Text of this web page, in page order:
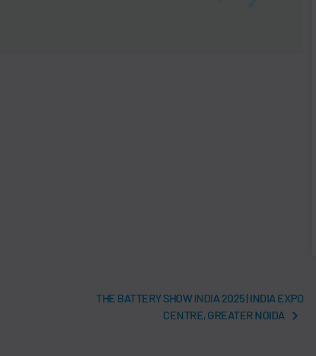
THE BATTERY SHOW INDIA 2025 | INDIA EXPO
CENTRE, GREATER NOIDA